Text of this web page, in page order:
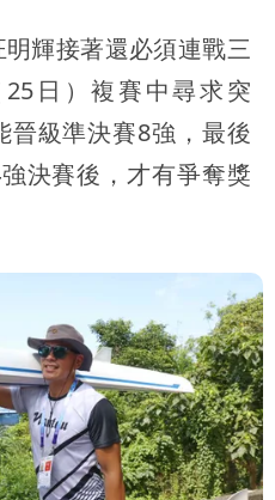
輝接著還必須連戰三
日）複賽中尋求突
晉級準決賽8強，最後
決賽後，才有爭奪獎